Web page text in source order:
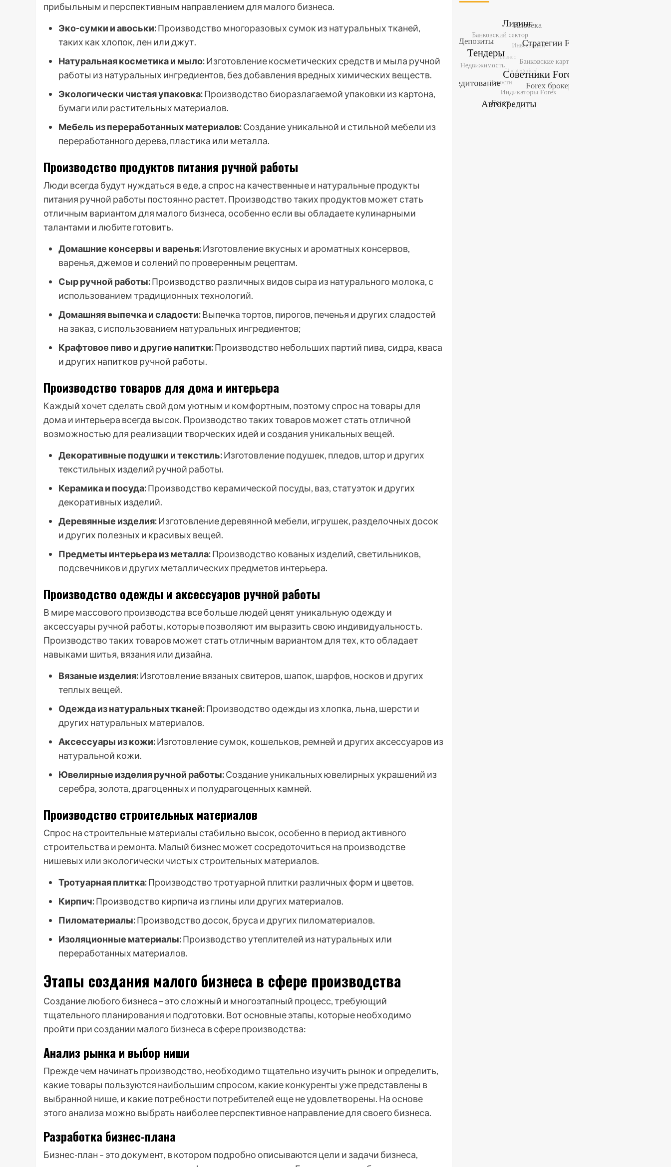
прибыльным и перспективным направлением для малого бизнеса.
Эко-сумки и авоськи:Производство многоразовых сумок из натуральных тканей,
таких как хлопок, лен или джут.
Натуральная косметика и мыло:Изготовление косметических средств и мыла ручной
работы из натуральных ингредиентов, без добавления вредных химических веществ.
Экологически чистая упаковка:Производство биоразлагаемой упаковки из картона,
бумаги или растительных материалов.
Мебель из переработанных материалов:Создание уникальной и стильной мебели из
переработанного дерева, пластика или металла.
Производство продуктов питания ручной работы
Люди всегда будут нуждаться в еде, а спрос на качественные и натуральные продукты
питания ручной работы постоянно растет. Производство таких продуктов может стать
отличным вариантом для малого бизнеса, особенно если вы обладаете кулинарными
талантами и любите готовить.
Домашние консервы и варенья:Изготовление вкусных и ароматных консервов,
варенья, джемов и солений по проверенным рецептам.
Сыр ручной работы:Производство различных видов сыра из натурального молока, с
использованием традиционных технологий.
Домашняя выпечка и сладости:Выпечка тортов, пирогов, печенья и других сладостей
на заказ, с использованием натуральных ингредиентов;
Крафтовое пиво и другие напитки:Производство небольших партий пива, сидра, кваса
и других напитков ручной работы.
Производство товаров для дома и интерьера
Каждый хочет сделать свой дом уютным и комфортным, поэтому спрос на товары для
дома и интерьера всегда высок. Производство таких товаров может стать отличной
возможностью для реализации творческих идей и создания уникальных вещей.
Декоративные подушки и текстиль:Изготовление подушек, пледов, штор и других
текстильных изделий ручной работы.
Керамика и посуда:Производство керамической посуды, ваз, статуэток и других
декоративных изделий.
Деревянные изделия:Изготовление деревянной мебели, игрушек, разделочных досок
и других полезных и красивых вещей.
Предметы интерьера из металла:Производство кованых изделий, светильников,
подсвечников и других металлических предметов интерьера.
Производство одежды и аксессуаров ручной работы
В мире массового производства все больше людей ценят уникальную одежду и
аксессуары ручной работы, которые позволяют им выразить свою индивидуальность.
Производство таких товаров может стать отличным вариантом для тех, кто обладает
навыками шитья, вязания или дизайна.
Вязаные изделия:Изготовление вязаных свитеров, шапок, шарфов, носков и других
теплых вещей.
Одежда из натуральных тканей:Производство одежды из хлопка, льна, шерсти и
других натуральных материалов.
Аксессуары из кожи:Изготовление сумок, кошельков, ремней и других аксессуаров из
натуральной кожи.
Ювелирные изделия ручной работы:Создание уникальных ювелирных украшений из
серебра, золота, драгоценных и полудрагоценных камней.
Производство строительных материалов
Спрос на строительные материалы стабильно высок, особенно в период активного
строительства и ремонта. Малый бизнес может сосредоточиться на производстве
нишевых или экологически чистых строительных материалов.
Тротуарная плитка:Производство тротуарной плитки различных форм и цветов.
Кирпич:Производство кирпича из глины или других материалов.
Пиломатериалы:Производство досок, бруса и других пиломатериалов.
Изоляционные материалы:Производство утеплителей из натуральных или
переработанных материалов.
Этапы создания малого бизнеса в сфере производства
Создание любого бизнеса – это сложный и многоэтапный процесс, требующий
тщательного планирования и подготовки. Вот основные этапы, которые необходимо
пройти при создании малого бизнеса в сфере производства:
Анализ рынка и выбор ниши
Прежде чем начинать производство, необходимо тщательно изучить рынок и определить,
какие товары пользуются наибольшим спросом, какие конкуренты уже представлены в
выбранной нише, и какие потребности потребителей еще не удовлетворены. На основе
этого анализа можно выбрать наиболее перспективное направление для своего бизнеса.
Разработка бизнес-плана
Бизнес-план – это документ, в котором подробно описываются цели и задачи бизнеса,